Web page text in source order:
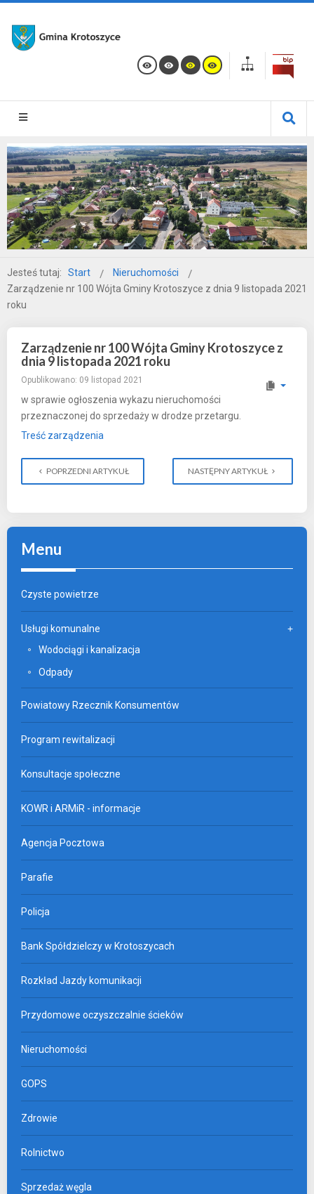
Jesteś tutaj: Start
Nieruchomości
Zarządzenie nr 100 Wójta Gminy Krotoszyce z dnia 9 listopada 2021
roku
Zarządzenie nr 100 Wójta Gminy Krotoszyce z
dnia 9 listopada 2021 roku
Opublikowano: 09 listopad 2021
w sprawie ogłoszenia wykazu nieruchomości
przeznaczonej do sprzedaży w drodze przetargu.
Treść zarządzenia
POPRZEDNI ARTYKUŁ NASTĘPNY ARTYKUŁ
Menu
Czyste powietrze
Usługi komunalne
Wodociągi i kanalizacja
Odpady
Powiatowy Rzecznik Konsumentów
Program rewitalizacji
Konsultacje społeczne
KOWR i ARMiR - informacje
Agencja Pocztowa
Parafie
Policja
Bank Spółdzielczy w Krotoszycach
Rozkład Jazdy komunikacji
Przydomowe oczyszczalnie ścieków
Nieruchomości
GOPS
Zdrowie
Rolnictwo
Sprzedaż węgla